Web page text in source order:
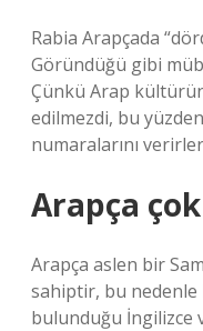
Rabia Arapçada
Göründüğü gibi
Çünkü Arap
edilmezdi, bu
numaralarını
Arapça
Arapça aslen bir
sahiptir, bu nedenle
bulunduğu İngilizce